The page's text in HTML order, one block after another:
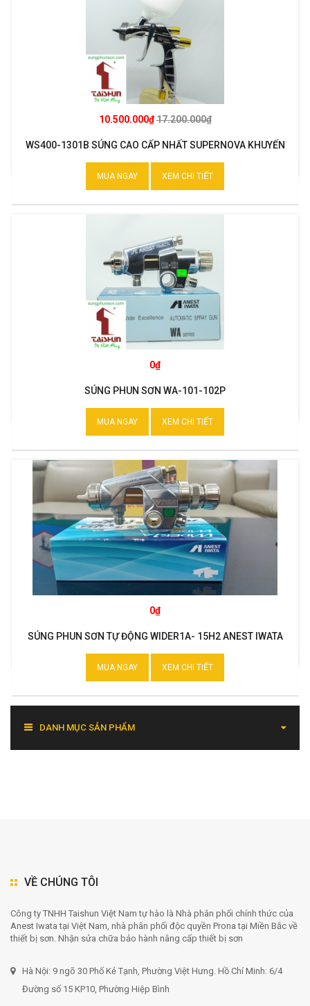
10.500.000₫17.200.000₫
WS400-1301B SÚNG CAO CẤP NHẤT SUPERNOVA KHUYẾN
MUA NGAY XEM CHI TIẾT
0₫
SÚNG PHUN SƠN WA-101-102P
MUA NGAY XEM CHI TIẾT
0₫
SÚNG PHUN SƠN TỰ ĐỘNG WIDER1A- 15H2 ANEST IWATA
MUA NGAY XEM CHI TIẾT
DANH MỤC SẢN PHẨM
VỀ CHÚNG TÔI
Công ty TNHH Taishun Việt Nam tự hào là Nhà phân phối chính thức của
Anest Iwata tại Việt Nam, nhà phân phối độc quyền Prona tại Miền Bắc về
thiết bị sơn. Nhận sửa chữa bảo hành nâng cấp thiết bị sơn
Hà Nội: 9 ngõ 30 Phố Kẻ Tạnh, Phường Việt Hưng. Hồ Chí Minh: 6/4
Đường số 15 KP10, Phường Hiệp Bình